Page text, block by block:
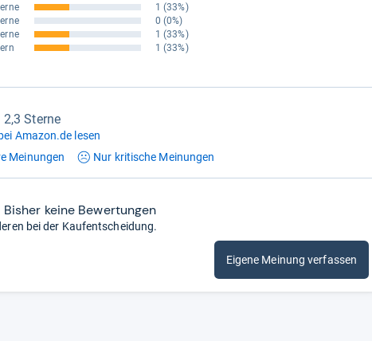
1 (33%)
0 (0%)
1 (33%)
1 (33%)
2,3 Sterne
Amazon.de lesen
Meinungen Nur kritische Meinungen
Bisher keine Bewertungen
bei der Kaufentscheidung.
Eigene Meinung verfassen